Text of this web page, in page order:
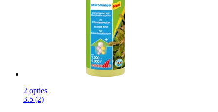
2 opties
3.5 (2)